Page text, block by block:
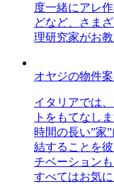
度一緒にアレ
どなど、さま
理研究家がお教
オヤジの物件
イタリアでは
トをもてなし
時間の長い”家
結することを
チベーション
すべてはお気